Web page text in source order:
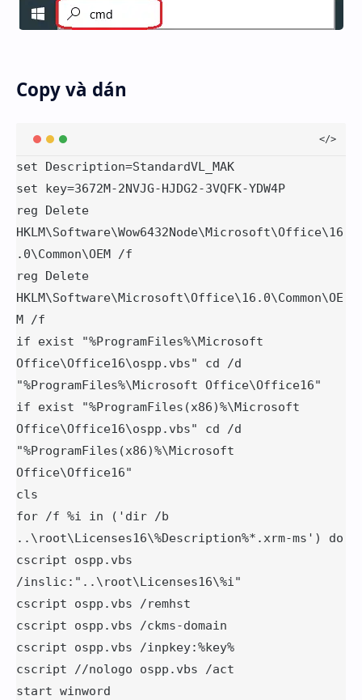
Copy và dán
set Description=StandardVL_MAK
set key=3672M-2NVJG-HJDG2-3VQFK-YDW4P
reg Delete
HKLM\Software\Wow6432Node\Microsoft\Office\16
.0\Common\OEM /f
reg Delete
HKLM\Software\Microsoft\Office\16.0\Common\OE
M /f
if exist "%ProgramFiles%\Microsoft
Office\Office16\ospp.vbs" cd /d
"%ProgramFiles%\Microsoft Office\Office16"
if exist "%ProgramFiles(x86)%\Microsoft
Office\Office16\ospp.vbs" cd /d
"%ProgramFiles(x86)%\Microsoft
Office\Office16"
cls
for /f %i in ('dir /b
..\root\Licenses16\%Description%*.xrm-ms') do
cscript ospp.vbs
/inslic:"..\root\Licenses16\%i"
cscript ospp.vbs /remhst
cscript ospp.vbs /ckms-domain
cscript ospp.vbs /inpkey:%key%
cscript //nologo ospp.vbs /act
start winword